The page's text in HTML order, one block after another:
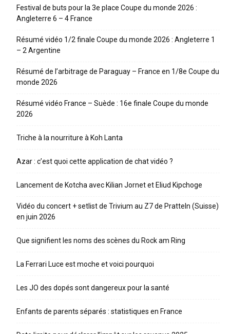
Festival de buts pour la 3e place Coupe du monde 2026 :
Angleterre 6 – 4 France
Résumé vidéo 1/2 finale Coupe du monde 2026 : Angleterre 1
– 2 Argentine
Résumé de l’arbitrage de Paraguay – France en 1/8e Coupe du
monde 2026
Résumé vidéo France – Suède : 16e finale Coupe du monde
2026
Triche à la nourriture à Koh Lanta
Azar : c’est quoi cette application de chat vidéo ?
Lancement de Kotcha avec Kilian Jornet et Eliud Kipchoge
Vidéo du concert + setlist de Trivium au Z7 de Pratteln (Suisse)
en juin 2026
Que signifient les noms des scènes du Rock am Ring
La Ferrari Luce est moche et voici pourquoi
Les JO des dopés sont dangereux pour la santé
Enfants de parents séparés : statistiques en France